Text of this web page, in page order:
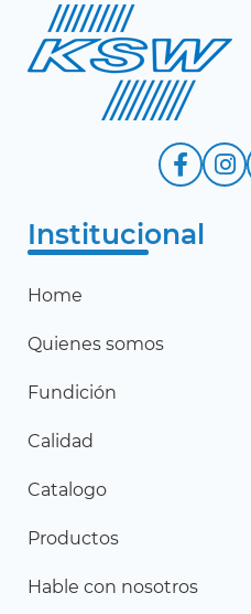
Institucional
Home
Quienes somos
Fundición
Calidad
Catalogo
Productos
Hable con nosotros